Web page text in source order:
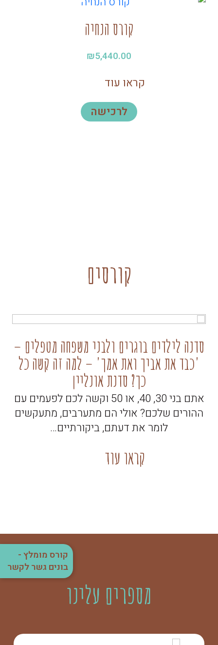
קורס מומלץ -
בונים גשר לקשר
קורס הנחיה
₪5,440.00
קראו עוד
לרכישה
קורסים
סדנה לילדים בוגרים ולבני משפחה מטפלים –
'כבד את אביך ואת אמך' – למה זה קשה כל
כך? סדנת אונליין
אתם בני 30, 40, או 50 וקשה לכם לפעמים עם
ההורים שלכם? אולי הם מתערבים, מתעקשים
לומר את דעתם, ביקורתיים…
קראו עוד
מספרים עלינו